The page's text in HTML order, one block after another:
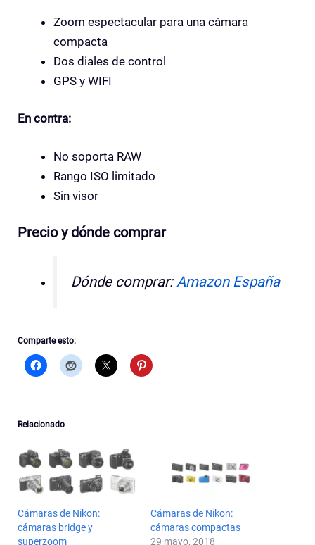
Zoom espectacular para una cámara
compacta
Dos diales de control
GPS y WIFI
En contra:
No soporta RAW
Rango ISO limitado
Sin visor
Precio y dónde comprar
Dónde comprar:Amazon España
Comparte esto:
Relacionado
Cámaras de Nikon:
cámaras bridge y
superzoom
Cámaras de Nikon:
cámaras compactas
29 mayo, 2018